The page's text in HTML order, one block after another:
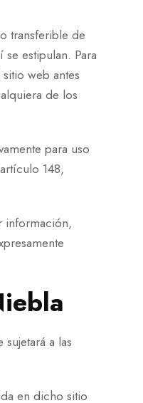
transferible de
estipulan. Para
web antes
de los
para uso
148,
información,
sujetará a las
en dicho sitio